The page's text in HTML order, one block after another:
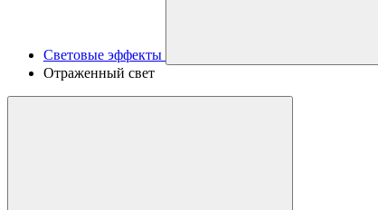
Световые эффекты
Отраженный свет